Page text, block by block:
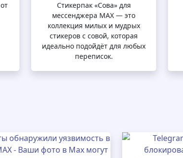
Стикерпак «Сова» для
мессенджера MAX — это
коллекция милых и мудрых
стикеров с совой, которая
идеально подойдёт для любых
переписок.